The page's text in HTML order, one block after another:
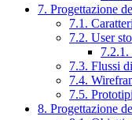
7. Progettazione
7.1.
7.2. User
7.2.1.
7.3. Flussi
7.4.
7.5.
8. Progettazione